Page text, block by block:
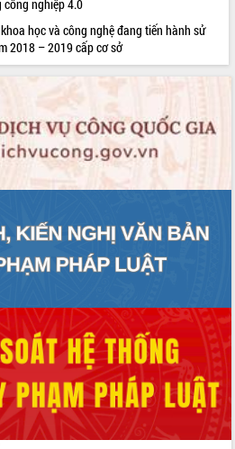
công nghiệp 4.0
học và công nghệ đang tiến hành sử
2018 – 2019 cấp cơ sở